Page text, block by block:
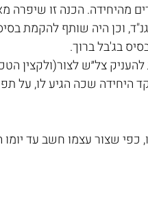
מהיחידה. הכנה זו שיפרה
וכן היה שותף להקמת בסיס
בג'בל ברוך.
המלצות להעניק צל״ש לצור(ולקצין
היחידה שכה הגיע לו, על
שצור עצמו חשב עד יומו